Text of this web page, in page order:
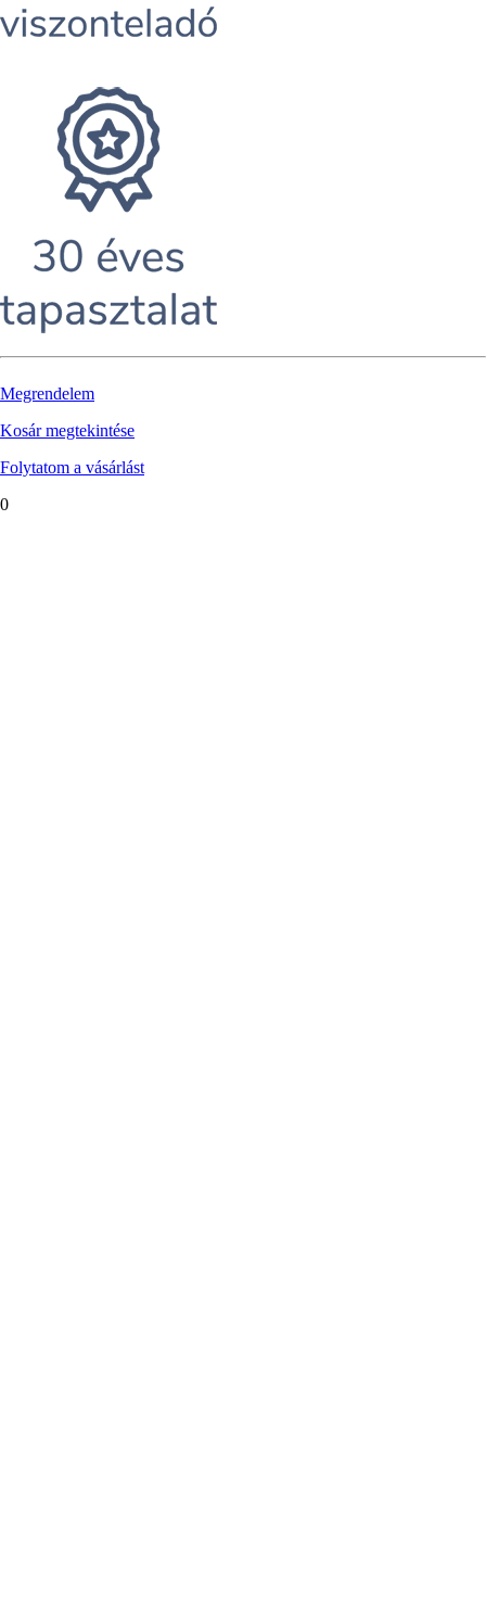
Megrendelem
Kosár megtekintése
Folytatom a vásárlást
0